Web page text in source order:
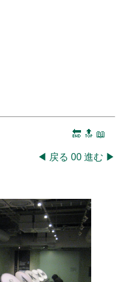
🔚 🔝 📖
◀ 戻る 00進む ▶